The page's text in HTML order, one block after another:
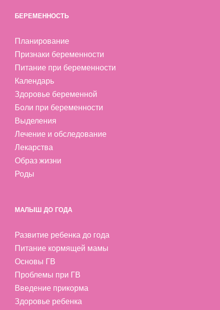
БЕРЕМЕННОСТЬ
Планирование
Признаки беременности
Питание при беременности
Календарь
Здоровье беременной
Боли при беременности
Выделения
Лечение и обследование
Лекарства
Образ жизни
Роды
МАЛЫШ ДО ГОДА
Развитие ребенка до года
Питание кормящей мамы
Основы ГВ
Проблемы при ГВ
Введение прикорма
Здоровье ребенка